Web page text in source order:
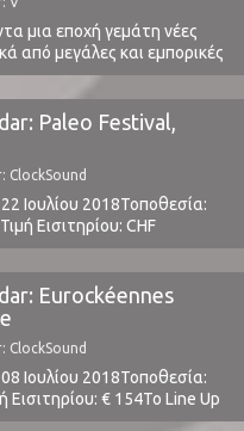
η ...
μια εποχή γεμάτη νέες
από μεγάλες και εμπορικές
των οποίων θέλουν να
στο κοινό λίγο πριν την
περιόδου στην
Έτσι και φέτος
Magic Whip ...
Paleo Festival,
ClockSound
Ιουλίου 2018Τοποθεσία:
Εισιτηρίου: CHF
35,000Το Line Up
Eurockéennes
ClockSound
Ιουλίου 2018Τοποθεσία:
Εισιτηρίου: € 154Το Line Up